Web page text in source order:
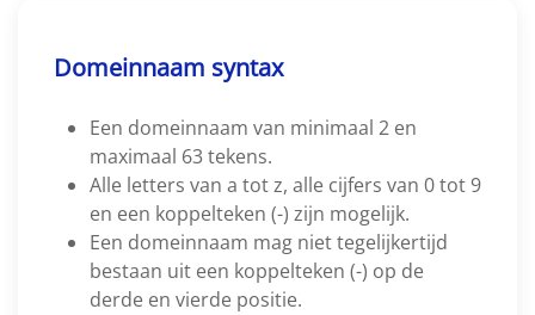
Domeinnaam syntax
Een domeinnaam van minimaal 2 en
maximaal 63 tekens.
Alle letters van a tot z, alle cijfers van 0 tot 9
en een koppelteken (-) zijn mogelijk.
Een domeinnaam mag niet tegelijkertijd
bestaan uit een koppelteken (-) op de
derde en vierde positie.